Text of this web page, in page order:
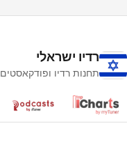
רדיו ישראלי
תחנות רדיו ופודקאסטים